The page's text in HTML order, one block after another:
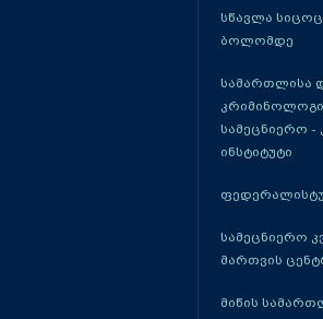
სწავლა
ბოლომდე
სამართლისა
სამეცნიერო -
ინსტიტუტი
სამეცნიერო
მართვის
მიწის